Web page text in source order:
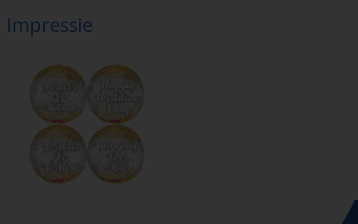
Impressie